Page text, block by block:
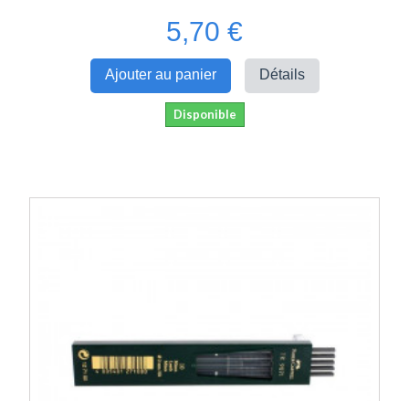
5,70 €
Ajouter au panier Détails
Disponible